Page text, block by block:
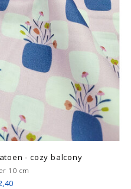
- cozy balcony
10 cm